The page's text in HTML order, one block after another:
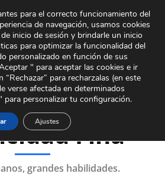
Virtual Área Privada Contacto
de la
Fina
grandes habilidades.
para el correcto funcionamiento del
de navegación, usamos cookies
inicio de sesión y brindarle un inicio
para optimizar la funcionalidad del
personalizado en función de sus
" para aceptar las cookies e ir
para recharzalas (en este
verse afectada en determinados
para personalizar tu configuración.
Ajustes